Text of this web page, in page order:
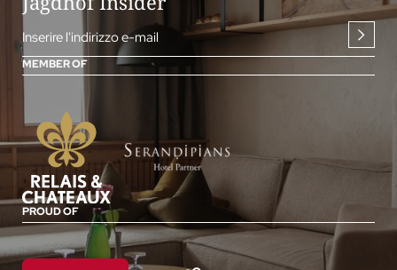
Inserire l'indirizzo e-mail
MEMBER OF
PROUD OF